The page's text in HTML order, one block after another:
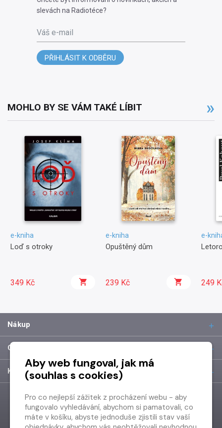
slevách na Radiotéce?
Váš e-mail
PŘIHLÁSIT K ODBĚRU
MOHLO BY SE VÁM TAKÉ LÍBIT
e-kniha
Loď s otroky
349 Kč
e-kniha
Opuštěný dům
239 Kč
e-
249
Nákup
O společnosti
Kontakt
Aby web fungoval, jak má
(souhlas s cookies)
Pro co nejlepší zážitek z procházení webu - aby
fungovalo vyhledávání, abychom si pamatovali, co
máte v košíku, abyste jednoduše zjistili stav vaší